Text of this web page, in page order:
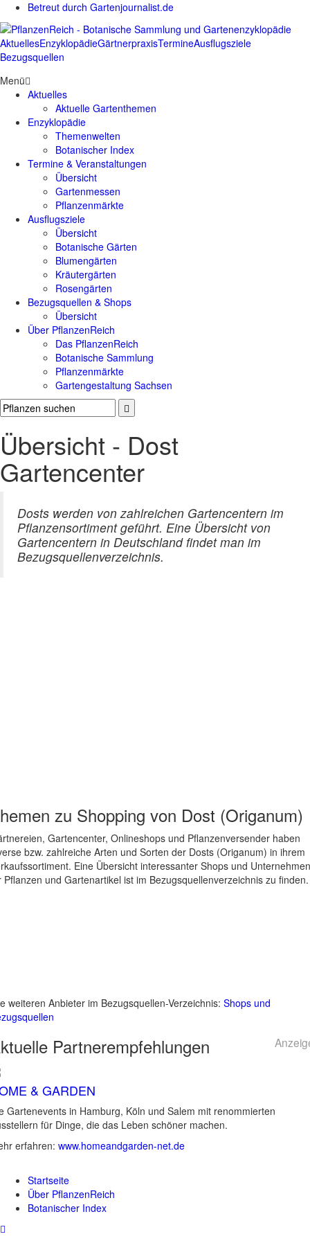
Betreut durch Gartenjournalist.de
AktuellesEnzyklopädieGärtnerpraxisTermineAusflugsziele
Bezugsquellen
Menü
Aktuelles
Aktuelle Gartenthemen
Enzyklopädie
Themenwelten
Botanischer Index
Termine & Veranstaltungen
Übersicht
Gartenmessen
Pflanzenmärkte
Ausflugsziele
Übersicht
Botanische Gärten
Blumengärten
Kräutergärten
Rosengärten
Bezugsquellen & Shops
Übersicht
Über PflanzenReich
Das PflanzenReich
Botanische Sammlung
Pflanzenmärkte
Gartengestaltung Sachsen
Übersicht - Dost
Gartencenter
Dosts werden von zahlreichen Gartencentern im
Pflanzensortiment geführt. Eine Übersicht von
Gartencentern in Deutschland findet man im
Bezugsquellenverzeichnis.
zu Shopping von Dost (Origanum)
Gartencenter, Onlineshops und Pflanzenversender haben
bzw. zahlreiche Arten und Sorten der Dosts (Origanum) in ihrem
Eine Übersicht interessanter Shops und Unternehmen
Pflanzen und Gartenartikel ist im Bezugsquellenverzeichnis zu finden.
weiteren Anbieter im Bezugsquellen-Verzeichnis: Shops und
Partnerempfehlungen
& GARDEN
Gartenevents in Hamburg, Köln und Salem mit renommierten
für Dinge, die das Leben schöner machen.
erfahren: www.homeandgarden-net.de
Startseite
Über PflanzenReich
Botanischer Index